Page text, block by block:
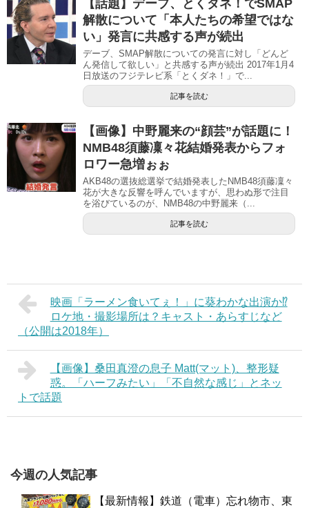
【話題】デーブ、とくダネ！でSMAP
解散について「本人たちの希望ではな
い」発言に共感する声が続出
デーブ、SMAP解散についての発言に対し「どんど
ん発信して欲しい」と共感する声が続出 2017年1月4
日放送のフジテレビ系「とくダネ！」で...
記事を読む
【画像】中野麗来の“顔芸”が話題に！
NMB48須藤凜々花結婚発表からフォ
ロワー急増ぉぉ
AKB48の選抜総選挙で結婚発表したNMB48須藤凜々
花が大きな反響を呼んでいますが、思わぬ形で注目
を浴びているのが、NMB48の中野麗来（...
記事を読む
映画「ラーメン食いてぇ！」に葵わかな出演か⁉︎
ロケ地・撮影場所は？キャスト・あらすじなど
（公開は2018年）
【画像】桑田真澄の息子 Matt(マット)、整形疑
惑。「ハーフみたい」「不自然な感じ」とネッ
トで話題
今週の人気記事
【最新情報】鉄道（電車）忘れ物市、東